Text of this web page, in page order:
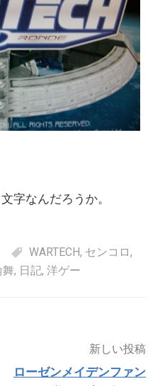
字なんだろうか。
WARTECH, センコロ,
舞, 日記, 洋ゲー
新しい投稿
ローゼンメイデンファン